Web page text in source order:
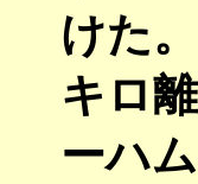
けた
キロ
ーハ